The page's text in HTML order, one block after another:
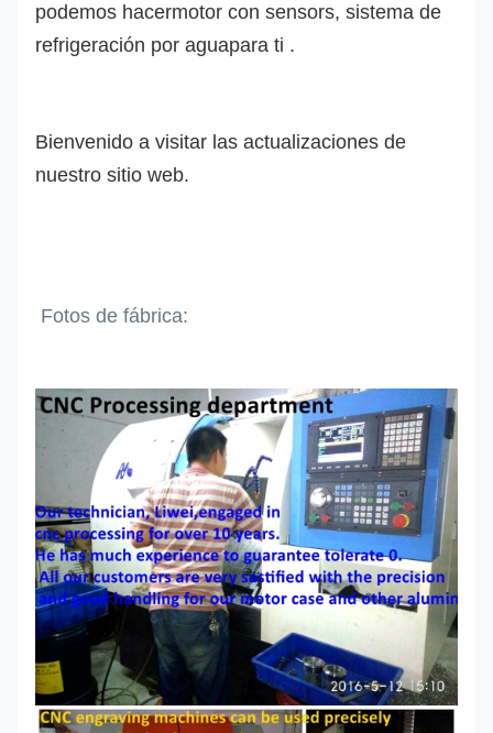
podemos hacermotor con sensors, sistema de
refrigeración por aguapara ti .
Bienvenido a visitar las actualizaciones de
nuestro sitio web.
Fotos de fábrica: